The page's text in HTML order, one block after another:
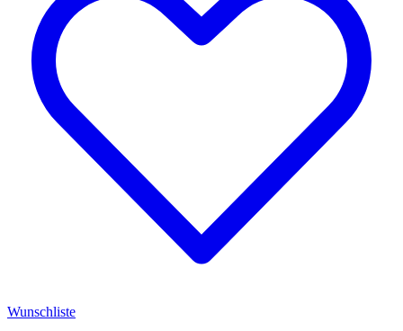
Wunschliste